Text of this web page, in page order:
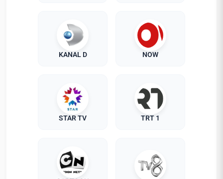
KANAL D NOW
STAR TV TRT 1